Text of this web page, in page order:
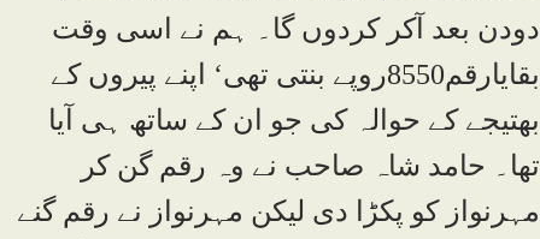
دودن بعد آکر کردوں گا۔ ہم نے اسی وقت
بقایارقم8550روپے بنتی تھی‘ اپنے پیروں کے
بھتیجے کے حوالہ کی جو ان کے ساتھ ہی آیا
تھا۔ حامد شاہ صاحب نے وہ رقم گن کر
مہرنواز کو پکڑا دی لیکن مہرنواز نے رقم گنے